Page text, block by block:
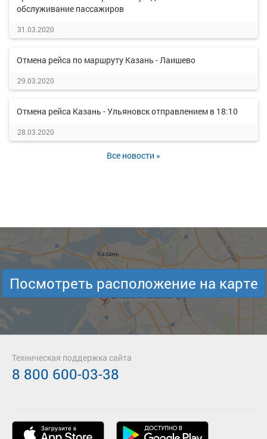
обслуживание пассажиров
31.03.2020
Отмена рейса по маршруту Казань - Лаишево
29.03.2020
Отмена рейса Казань - Ульяновск отправлением в 18:10
28.03.2020
Все новости »
Посмотреть расположение на карте
Техническая поддержка сайта
8 800 600-03-38